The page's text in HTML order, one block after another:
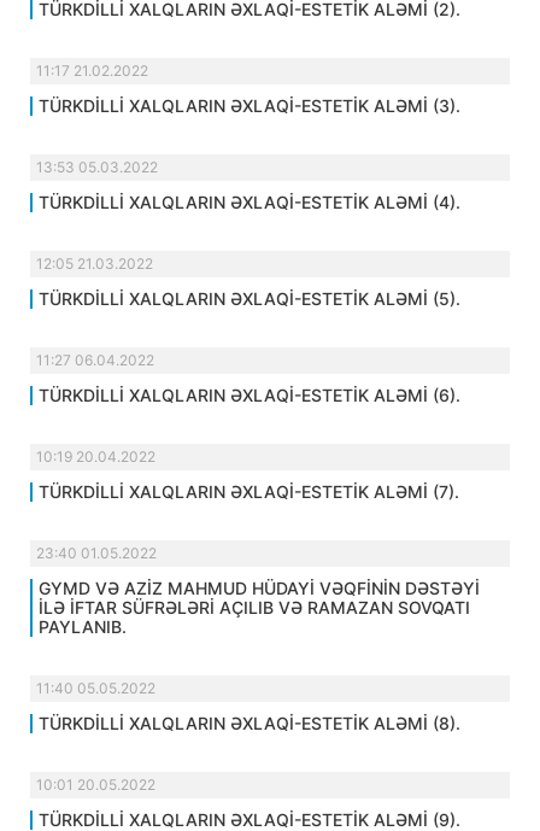
TÜRKDİLLİ XALQLARIN ƏXLAQİ-ESTETİK ALƏMİ (2).
11:17 21.02.2022
TÜRKDİLLİ XALQLARIN ƏXLAQİ-ESTETİK ALƏMİ (3).
13:53 05.03.2022
TÜRKDİLLİ XALQLARIN ƏXLAQİ-ESTETİK ALƏMİ (4).
12:05 21.03.2022
TÜRKDİLLİ XALQLARIN ƏXLAQİ-ESTETİK ALƏMİ (5).
11:27 06.04.2022
TÜRKDİLLİ XALQLARIN ƏXLAQİ-ESTETİK ALƏMİ (6).
10:19 20.04.2022
TÜRKDİLLİ XALQLARIN ƏXLAQİ-ESTETİK ALƏMİ (7).
23:40 01.05.2022
GYMD VƏ AZİZ MAHMUD HÜDAYİ VƏQFİNİN DƏSTƏYİ
İLƏ İFTAR SÜFRƏLƏRİ AÇILIB VƏ RAMAZAN SOVQATI
PAYLANIB.
11:40 05.05.2022
TÜRKDİLLİ XALQLARIN ƏXLAQİ-ESTETİK ALƏMİ (8).
10:01 20.05.2022
TÜRKDİLLİ XALQLARIN ƏXLAQİ-ESTETİK ALƏMİ (9).